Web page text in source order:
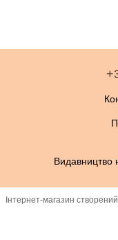
Видавництво
Інтернет-магазин